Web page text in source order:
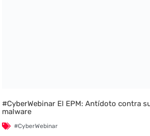
#CyberWebinar El EPM: Antídoto contra
malware
#CyberWebinar